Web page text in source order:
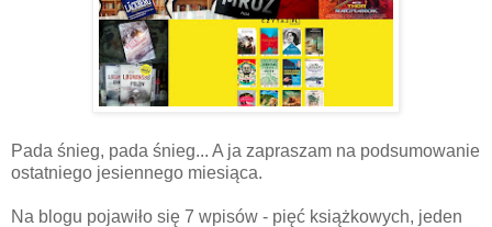
Pada śnieg, pada śnieg... A ja zapraszam na podsumowanie
ostatniego jesiennego miesiąca.
Na blogu pojawiło się 7 wpisów - pięć książkowych, jeden